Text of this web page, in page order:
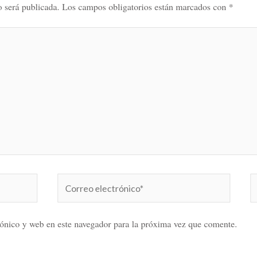
publicada. Los campos obligatorios están marcados con *
electrónico*
y web en este navegador para la próxima vez que comente.